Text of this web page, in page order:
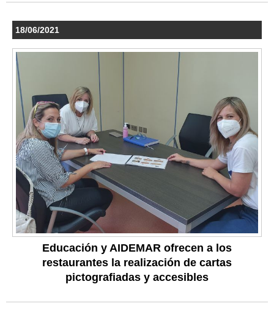
18/06/2021
Educación y AIDEMAR ofrecen a los
restaurantes la realización de cartas
pictografiadas y accesibles